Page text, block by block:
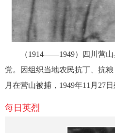
每日英烈
（1914——1949）四川营山
党。因组织当地农民抗丁、抗
月在营山被捕，1949年11月27日